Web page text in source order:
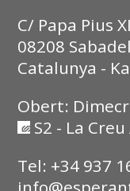
C/ Papa Pius
08208
Catalunya -
Obert:
S2 - La
Tel: +34 937